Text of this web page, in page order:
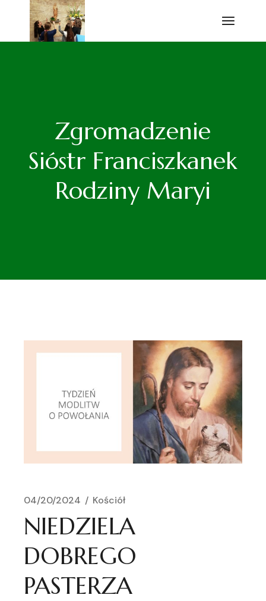
Przejdź
Zgromadzenie
Sióstr Franciszkanek
Rodziny Maryi
04/20/2024 Kościół
NIEDZIELA
DOBREGO
PASTERZA